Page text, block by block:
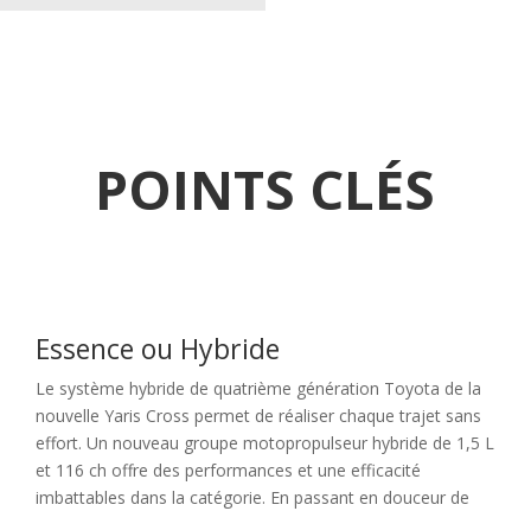
POINTS CLÉS
Essence ou Hybride
Le système hybride de quatrième génération Toyota de la
nouvelle Yaris Cross permet de réaliser chaque trajet sans
effort. Un nouveau groupe motopropulseur hybride de 1,5 L
et 116 ch offre des performances et une efficacité
imbattables dans la catégorie. En passant en douceur de